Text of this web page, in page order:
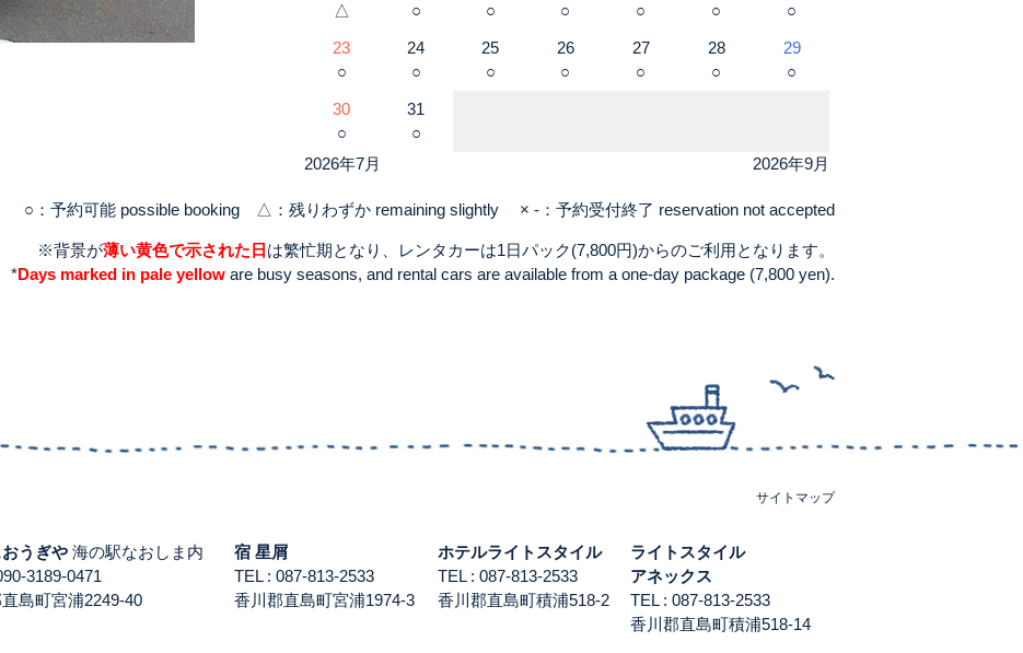
△
○
○
○
○
○
○
23
○
24
○
25
○
26
○
27
○
28
○
29
○
30
○
31
○
2026年7月
2026年9月
○：予約可能 possible booking △：残りわずか remaining slightly × -：予約受付終了 reservation not accepted
※背景が薄い黄色で示された日 は繁忙期となり、レンタカーは1日パック(7,800円)からのご利用となります。
*Days marked in pale yellow are busy seasons, and rental cars are available from a one-day package (7,800 yen).
サイトマップ
うぎや 海の駅なおしま内
3189-0471
島町宮浦2249-40
宿 星屑
TEL : 087-813-2533
香川郡直島町宮浦1974-3
ホテルライトスタイル
TEL : 087-813-2533
香川郡直島町積浦518-2
ライトスタイル
アネックス
TEL : 087-813-2533
香川郡直島町積浦518-14